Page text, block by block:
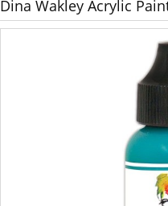
Dina Wakley Acrylic